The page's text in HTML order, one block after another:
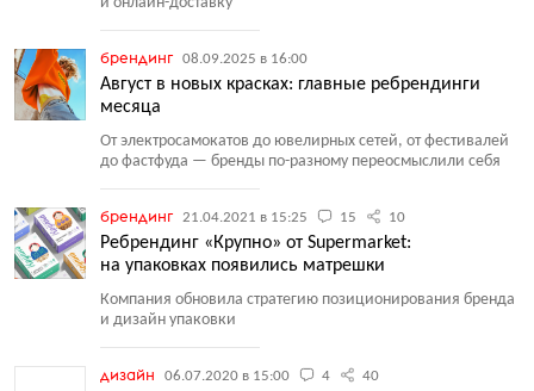
брендинг 08.09.2025 в 16:00
Август в новых красках: главные ребрендинги
месяца
От электросамокатов до ювелирных сетей, от фестивалей
до фастфуда — бренды по-разному переосмыслили себя
брендинг 21.04.2021 в 15:25 15 10
Ребрендинг «Крупно» от Supermarket:
на упаковках появились матрешки
Компания обновила стратегию позиционирования бренда
и дизайн упаковки
дизайн 06.07.2020 в 15:00 4 40